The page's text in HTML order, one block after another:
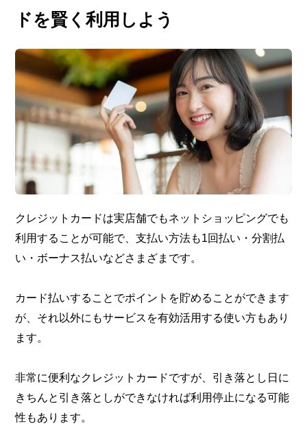
ドを賢く利用しよう
クレジットカードは実店舗でもネットショッピングでも
利用することが可能で、支払い方法も1回払い・分割払
い・ボーナス払いなどさまざまです。
カード払いすることでポイントを貯めることができます
が、それ以外にもサービスを有効活用する使い方もあり
ます。
非常に便利なクレジットカードですが、引き落とし日に
きちんと引き落としができなければ利用停止になる可能
性もあります。